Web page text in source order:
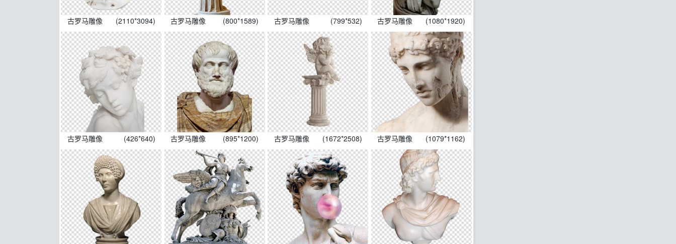
古罗马雕像 (2110*3094) 古罗马雕像 (800*1589) 古罗马雕像 (799*532) 古罗马雕像 (1080*1920)
古罗马雕像 (426*640) 古罗马雕像 (895*1200) 古罗马雕像 (1672*2508) 古罗马雕像 (1079*1162)